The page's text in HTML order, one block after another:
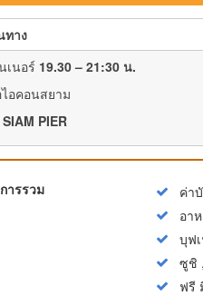
ทาง
เนอร์ 19.30 – 21:30 น.
ไอคอนสยาม
PIER
ารรวม
ค่า
อา
บุฟ
ซูชิ
ฟรี